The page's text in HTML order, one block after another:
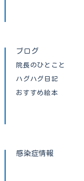
ブログ
院長のひとこと
ハグハグ日記
おすすめ絵本
感染症情報